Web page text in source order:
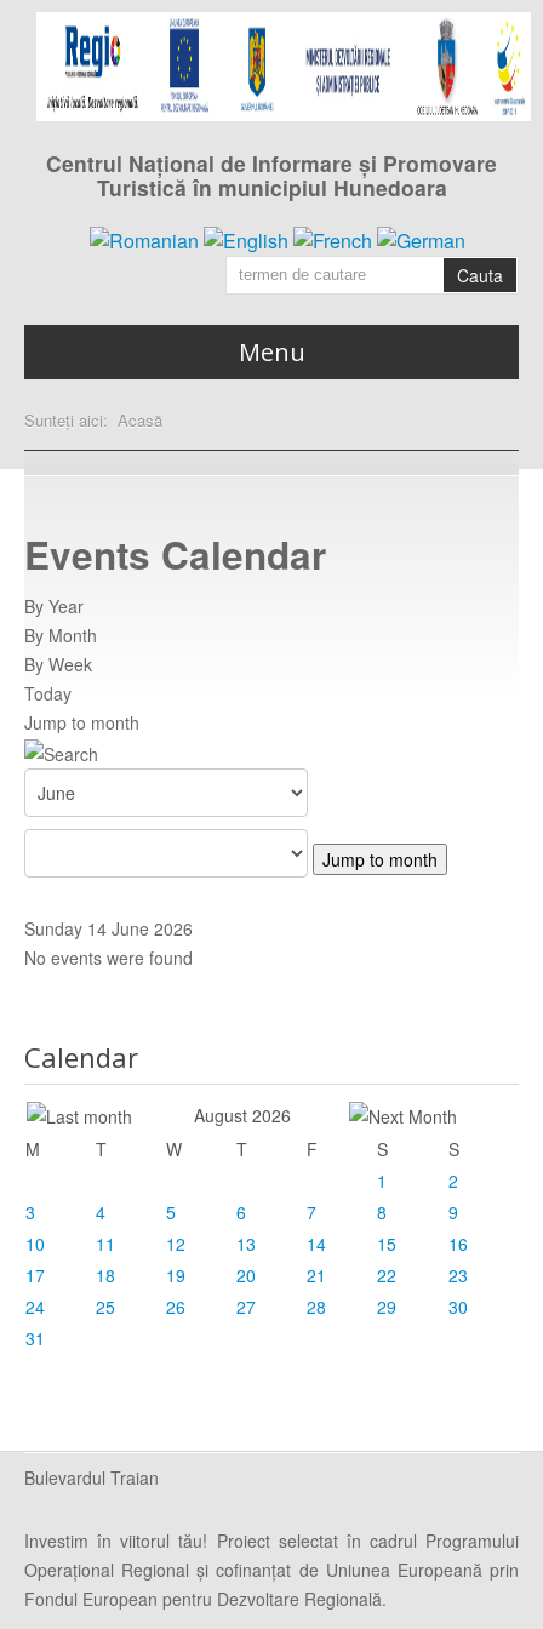
Centrul Naţional de Informare şi Promovare
Turistică în municipiul Hunedoara
Cauta
Menu
Acasa
pagina principală
Atracții turistice
istoricul orasului
Informatii
informatii utile
Rent a car
inchiriaza o masina
Centre de promovare
retea nationala de informare
HARTA C.N.I.P.T
trimiteti un mesaj
Sunteți aici: Acasă
Events Calendar
By Year
By Month
By Week
Today
Jump to month
Jump to month
Sunday 14 June 2026
No events were found
Calendar
August 2026
M
T W T F S
S
1
2
3
4 5 6 7 8
9
10
11 12 13 14 15
16
17
18 19 20 21 22
23
24
25 26 27 28 29
30
31
Bulevardul Traian
Investim în viitorul tău! Proiect selectat în cadrul Programului
Operaţional Regional şi cofinanţat de Uniunea Europeană prin
Fondul European pentru Dezvoltare Regională.